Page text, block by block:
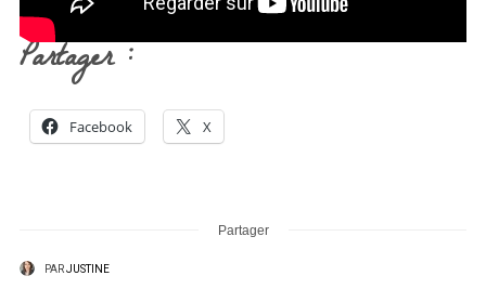
Partager :
Facebook X
Partager
PARJUSTINE